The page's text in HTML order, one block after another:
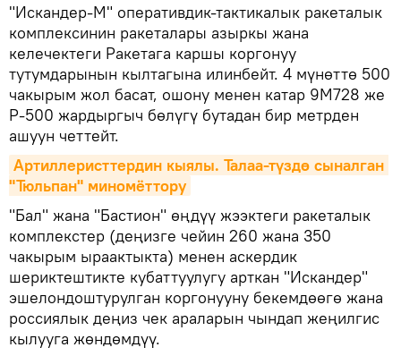
"Искандер-М" оперативдик-тактикалык ракеталык
комплексинин ракеталары азыркы жана
келечектеги Ракетага каршы коргонуу
тутумдарынын кылтагына илинбейт. 4 мүнөттө 500
чакырым жол басат, ошону менен катар 9М728 же
Р-500 жардыргыч бөлүгү бутадан бир метрден
ашуун четтейт.
Артиллеристтердин кыялы. Талаа-түздө сыналган
"Тюльпан" миномёттору
"Бал" жана "Бастион" өңдүү жээктеги ракеталык
комплекстер (деңизге чейин 260 жана 350
чакырым ыраактыкта) менен аскердик
шериктештикте кубаттуулугу арткан "Искандер"
эшелондоштурулган коргонууну бекемдөөгө жана
россиялык деңиз чек араларын чындап жеңилгис
кылууга жөндөмдүү.